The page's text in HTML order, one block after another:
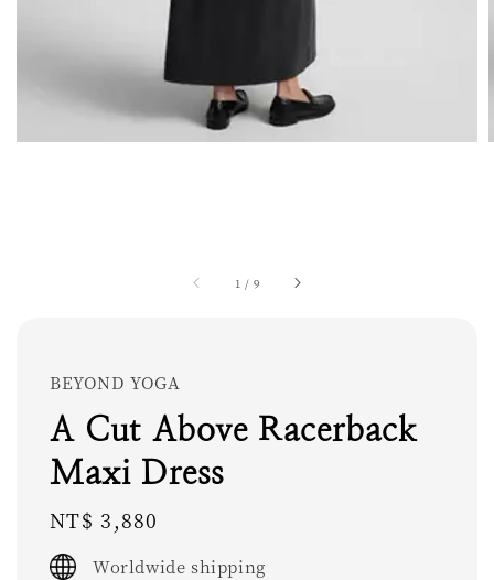
1 / 9
BEYOND YOGA
A Cut Above Racerback
Maxi Dress
Regular
price
NT$ 3,880
Worldwide shipping